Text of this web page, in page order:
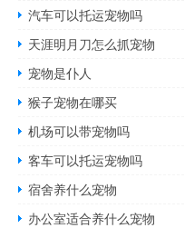
汽车可以托运宠物吗
天涯明月刀怎么抓宠物
宠物是仆人
猴子宠物在哪买
机场可以带宠物吗
客车可以托运宠物吗
宿舍养什么宠物
办公室适合养什么宠物